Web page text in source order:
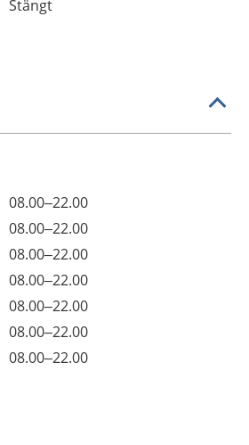
Stängt
08.00–22.00
08.00–22.00
08.00–22.00
08.00–22.00
08.00–22.00
08.00–22.00
08.00–22.00